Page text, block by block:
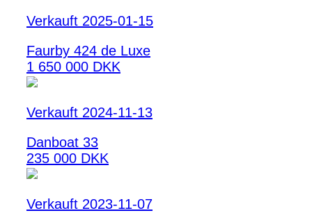
Verkauft 2025-01-15
Faurby 424 de Luxe
1 650 000 DKK
Verkauft 2024-11-13
Danboat 33
235 000 DKK
Verkauft 2023-11-07